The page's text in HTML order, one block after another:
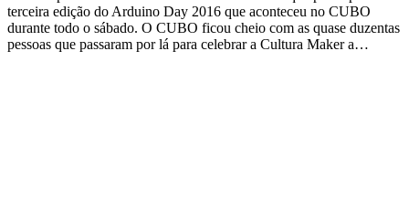
terceira edição do Arduino Day 2016 que aconteceu no CUBO
durante todo o sábado. O CUBO ficou cheio com as quase duzentas
pessoas que passaram por lá para celebrar a Cultura Maker a…